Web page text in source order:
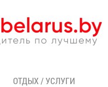
ОТДЫХ / УСЛУГИ